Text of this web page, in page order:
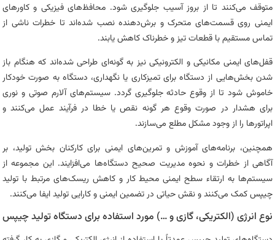
متوقف می‌کنند تا از بروز آسیب جلوگیری شود. محافظ‌های فیزیکی و کاورهای
ایمنی روی قسمت‌های متحرک و برش‌دهنده نصب شده‌اند تا خطرات ناشی از
تماس مستقیم با قطعات تیز و خطرناک کاهش یابند.
قفل‌های ایمنی مکانیکی و الکترونیکی نیز به گونه‌ای طراحی شده‌اند که هنگام باز
شدن بخش‌هایی از دستگاه برای تمیزکاری یا نگهداری، دستگاه به صورت خودکار
خاموش شود تا از وقوع حادثه جلوگیری گردد. سیستم‌های آلارم صوتی و نوری
برای هشدار در صورت وقوع هر گونه نقص یا خطا در فرآیند عمل می‌کنند و
اپراتورها را از وجود مشکل مطلع می‌سازند.
همچنین، برنامه‌های آموزش و تمرین‌های ایمنی برای کارکنان بخش تولید، بر
آگاهی از خطرات و نحوه مدیریت صحیح دستگاه‌ها می‌افزایند. این مجموعه از
سیستم‌ها به ارتقاء سطح ایمنی محیط کار و کاهش ریسک‌های مرتبط با تولید
چیپس کمک می‌کنند و نقش حیاتی در تضمین ایمنی و کارایی تولید ایفا می‌کنند.
نوع انرژی (الکتریکی، گازی و …) مورد استفاده برای دستگاه تولید چیپس